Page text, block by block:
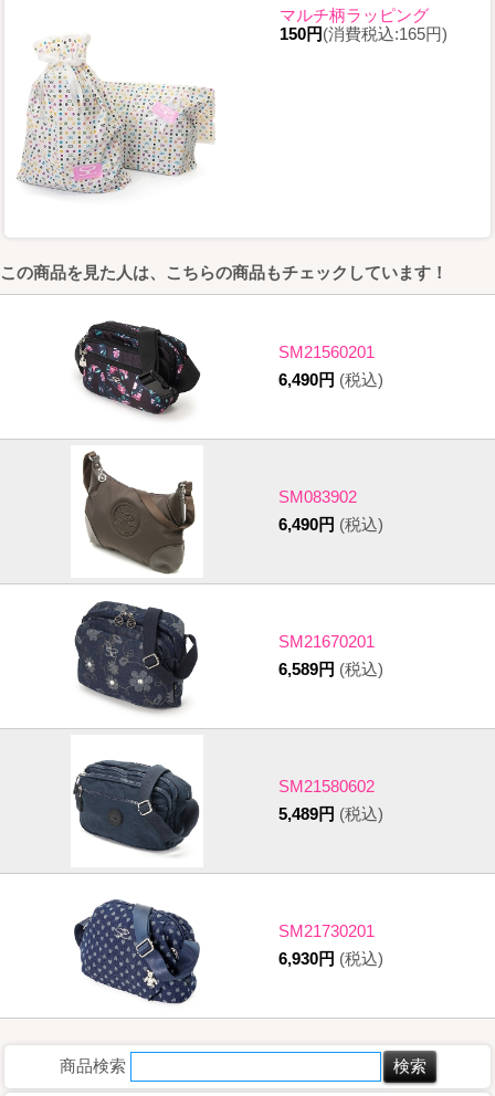
マルチ柄ラッピング
150円(消費税込:165円)
この商品を見た人は、こちらの商品もチェックしています！
SM21560201
6,490円 (税込)
SM083902
6,490円 (税込)
SM21670201
6,589円 (税込)
SM21580602
5,489円 (税込)
SM21730201
6,930円 (税込)
商品検索